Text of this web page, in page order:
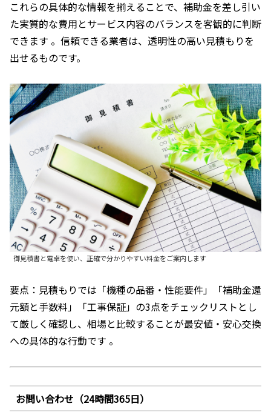
これらの具体的な情報を揃えることで、補助金を差し引い
た実質的な費用とサービス内容のバランスを客観的に判断
できます 。信頼できる業者は、透明性の高い見積もりを
出せるものです。
御見積書と電卓を使い、正確で分かりやすい料金をご案内します
要点：見積もりでは「機種の品番・性能要件」「補助金還
元額と手数料」「工事保証」の3点をチェックリストとし
て厳しく確認し、相場と比較することが最安値・安心交換
への具体的な行動です 。
お問い合わせ（24時間365日）